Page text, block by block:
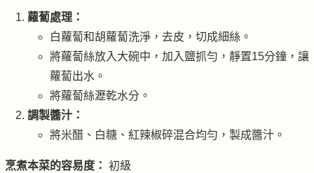
蘿蔔處理：
白蘿蔔和胡蘿蔔洗淨，去皮，切成細絲。
將蘿蔔絲放入大碗中，加入鹽抓勻，靜置15分鐘，讓
蘿蔔出水。
將蘿蔔絲瀝乾水分。
調製醬汁：
將米醋、白糖、紅辣椒碎混合均勻，製成醬汁。
烹煮本菜的容易度： 初級